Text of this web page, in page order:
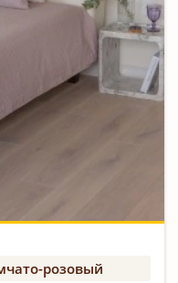
розовый